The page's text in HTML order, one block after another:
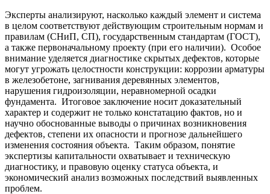
Эксперты анализируют, насколько каждый элемент и система
в целом соответствуют действующим строительным нормам и
правилам (СНиП, СП), государственным стандартам (ГОСТ),
а также первоначальному проекту (при его наличии). Особое
внимание уделяется диагностике скрытых дефектов, которые
могут угрожать целостности конструкции: коррозии арматуры
в железобетоне, загнивания деревянных элементов,
нарушения гидроизоляции, неравномерной осадки
фундамента. Итоговое заключение носит доказательный
характер и содержит не только констатацию фактов, но и
научно обоснованные выводы о причинах возникновения
дефектов, степени их опасности и прогнозе дальнейшего
изменения состояния объекта. Таким образом, понятие
экспертизы капитальности охватывает и техническую
диагностику, и правовую оценку статуса объекта, и
экономический анализ возможных последствий выявленных
проблем.